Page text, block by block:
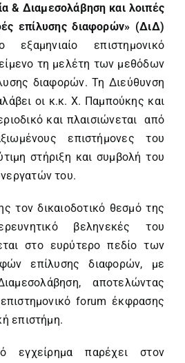
& Διαμεσολάβηση και λοιπές
επίλυσης διαφορών» (ΔιΔ)
επιστημονικό
τη μελέτη των μεθόδων
διαφορών. Τη Διεύθυνση
οι κ.κ. Χ. Παμπούκης και
και πλαισιώνεται από
επιστήμονες του
στήριξη και συμβολή του
του.
τον δικαιοδοτικό θεσμό της
βεληνεκές του
στο ευρύτερο πεδίο των
επίλυσης διαφορών, με
αποτελώντας
forum έκφρασης
επιστήμη.
εγχείρημα παρέχει στον